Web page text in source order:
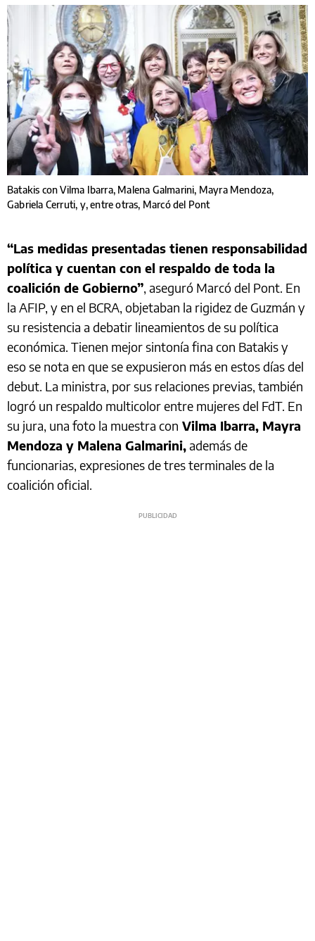
Batakis con Vilma Ibarra, Malena Galmarini, Mayra Mendoza,
Gabriela Cerruti, y, entre otras, Marcó del Pont
“Las medidas presentadas tienen responsabilidad
política y cuentan con el respaldo de toda la
coalición de Gobierno”, aseguró Marcó del Pont. En
la AFIP, y en el BCRA, objetaban la rigidez de Guzmán y
su resistencia a debatir lineamientos de su política
económica. Tienen mejor sintonía fina con Batakis y
eso se nota en que se expusieron más en estos días del
debut. La ministra, por sus relaciones previas, también
logró un respaldo multicolor entre mujeres del FdT. En
su jura, una foto la muestra con Vilma Ibarra, Mayra
Mendoza y Malena Galmarini,además de
funcionarias, expresiones de tres terminales de la
coalición oficial.